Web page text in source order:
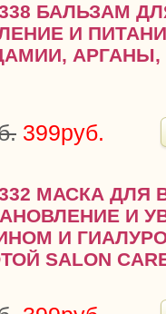
БАЛЬЗАМ
И
АРГАНЫ,
399руб.
МАСКА ДЛЯ
И
И
SALON